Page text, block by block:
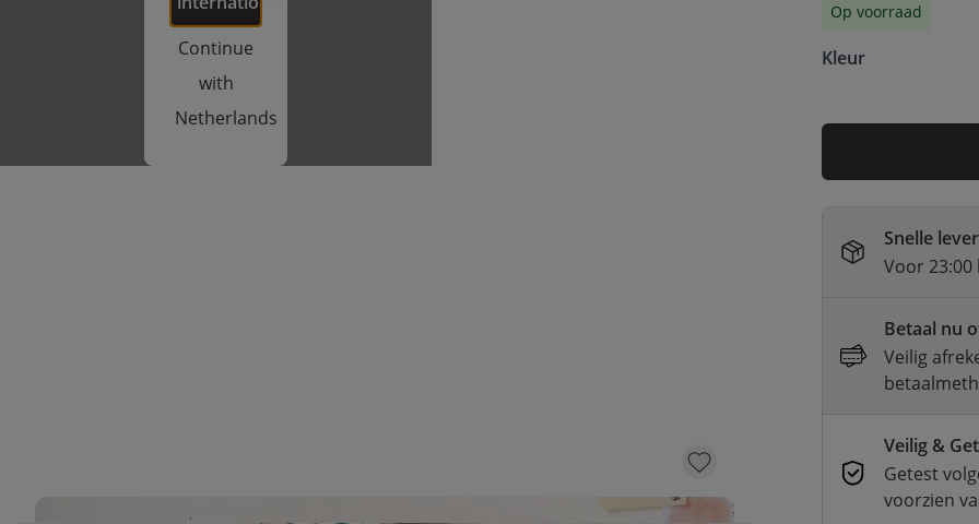
Continue
with
Netherlands
Op voorraad
Kleur
Snelle
Voor 23:00
Betaal nu
Veilig
Veilig &
Getest
voorzien